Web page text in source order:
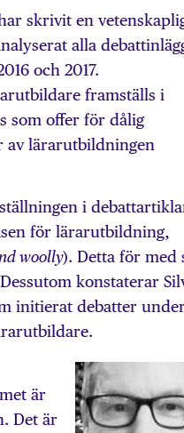
skrivit en
alla
och 2017.
framställs i
som offer för dålig
av lärar­utbildningen
i
för lärarutbildning,
woolly). Detta för med
konstaterar
initierat debatter
är
Det är